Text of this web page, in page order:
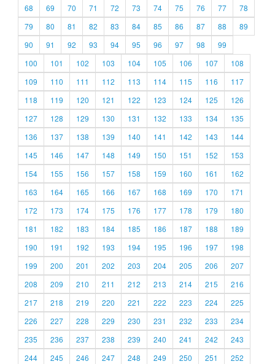
68
69 70 71 72 73 74 75 76 77
78
79
80 81 82 83 84 85 86 87 88
89
90
91 92 93 94 95 96 97 98
99
100
101 102 103 104 105 106 107
108
109
110 111 112 113 114 115 116
117
118
119 120 121 122 123 124 125
126
127
128 129 130 131 132 133 134
135
136
137 138 139 140 141 142 143
144
145
146 147 148 149 150 151 152
153
154
155 156 157 158 159 160 161
162
163
164 165 166 167 168 169 170
171
172
173 174 175 176 177 178 179
180
181
182 183 184 185 186 187 188
189
190
191 192 193 194 195 196 197
198
199
200 201 202 203 204 205 206
207
208
209 210 211 212 213 214 215
216
217
218 219 220 221 222 223 224
225
226
227 228 229 230 231 232 233
234
235
236 237 238 239 240 241 242
243
244
245 246 247 248 249 250 251 252